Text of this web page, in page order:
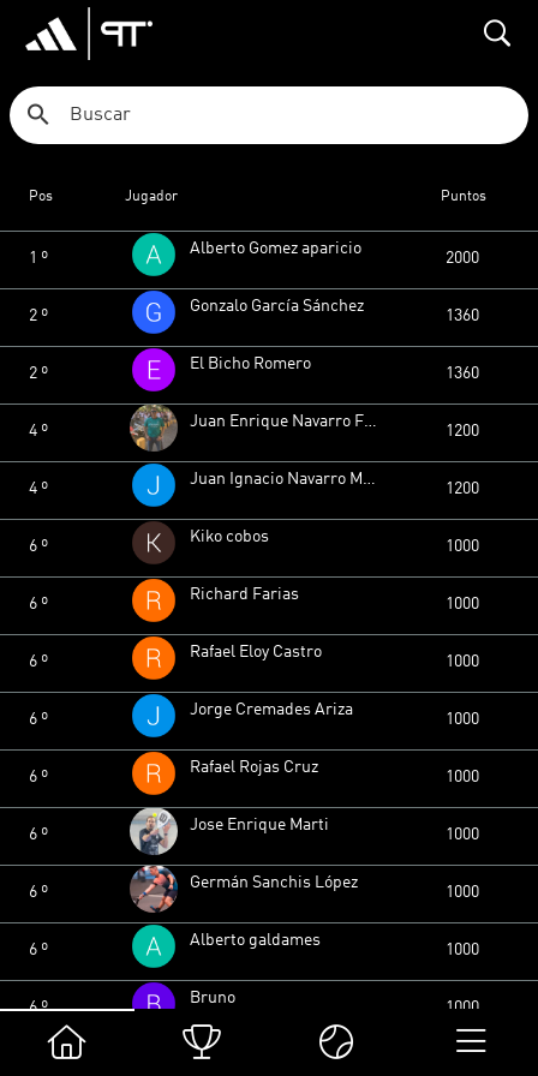
search
Ranking 4ª MASCULINA
Pos Jugador Puntos
1 º
Alberto Gomez aparicio
2000
2 º
Gonzalo García Sánchez
1360
2 º
El Bicho Romero
1360
4 º
Juan Enrique Navarro Fernández
1200
4 º
Juan Ignacio Navarro Montero
1200
6 º
Kiko cobos
1000
6 º
Richard Farias
1000
6 º
Rafael Eloy Castro
1000
6 º
Jorge Cremades Ariza
1000
6 º
Rafael Rojas Cruz
1000
6 º
Jose Enrique Marti
1000
6 º
Germán Sanchis López
1000
6 º
Alberto galdames
1000
6 º
Bruno
1000
Francisco